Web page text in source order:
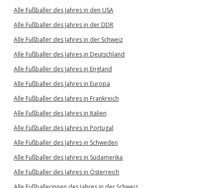
Alle Fußballer des Jahres in den USA
Alle Fußballer des Jahres in der DDR
Alle Fußballer des Jahres in der Schweiz
Alle Fußballer des Jahres in Deutschland
Alle Fußballer des Jahres in England
Alle Fußballer des Jahres in Europa
Alle Fußballer des Jahres in Frankreich
Alle Fußballer des Jahres in Italien
Alle Fußballer des Jahres in Portugal
Alle Fußballer des Jahres in Schweden
Alle Fußballer des Jahres in Südamerika
Alle Fußballer des Jahres in Österreich